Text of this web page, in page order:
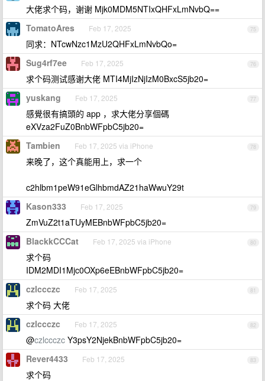
大佬求个码，谢谢 Mjk0MDM5NTIxQHFxLmNvbQ==
75
TomatoAres Feb 17, 2025
同求：NTcwNzc1MzU2QHFxLmNvbQo=
76
Sug4rf7ee Feb 17, 2025
求个码测试感谢大佬 MTI4MjIzNjIzM0BxcS5jb20=
77
yuskang Feb 17, 2025
感覺很有搞頭的 app ，求大佬分享個碼
eXVza2FuZ0BnbWFpbC5jb20=
78
Tambien Feb 17, 2025 via iPhone
来晚了，这个真能用上，求一个
c2hlbm1peW91eGlhbmdAZ21haWwuY29t
79
Kason333 Feb 17, 2025
ZmVuZ2t1aTUyMEBnbWFpbC5jb20=
80
BlackkCCCat Feb 17, 2025 via iPhone
求个码
IDM2MDI1Mjc0OXp6eEBnbWFpbC5jb20=
81
czlccczc Feb 17, 2025
求个码 大佬
82
czlccczc Feb 17, 2025
@czlccczc Y3psY2NjekBnbWFpbC5jb20=
83
Rever4433 Feb 17, 2025
求个码